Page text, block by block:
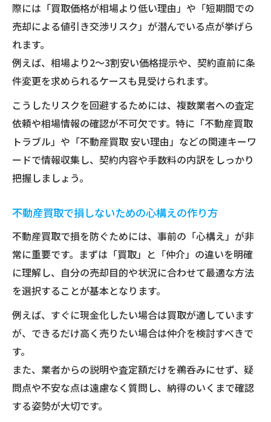
業界用語と心構えが左右する買取成功の秘訣
不動産買取用語「あんこ」の意味とリスク
不動産買取の成功に必要な用語理解と姿勢
不動産買取の現場で役立つ専門用語の知識
仲介か買取か迷うときの賢い選択術とは
不動産買取と仲介どっちが有利か見極める
視点
理
不動産買取が安い理由と選択時の注意点
不動産買取と仲介手数料の違いを理解しよ
う
不動産買取業者選びで失敗しない判断基準
暗黙のルールを知り不動産買取の主導権を握る
不動産買取で主導権を握るポイントとは何
不動産買取の交渉で重視すべき暗黙のルー
ル
不動産買取で業者に主導されない対応術
際には「買取価格が相場より低い理由」や「短期間での
売却による値引き交渉リスク」が潜んでいる点が挙げら
れます。
例えば、相場より2～3割安い価格提示や、契約直前に条
件変更を求められるケースも見受けられます。
こうしたリスクを回避するためには、複数業者への査定
依頼や相場情報の確認が不可欠です。特に「不動産買取
トラブル」や「不動産買取 安い理由」などの関連キーワ
ードで情報収集し、契約内容や手数料の内訳をしっかり
把握しましょう。
不動産買取で損しないための心構えの作り方
不動産買取で損を防ぐためには、事前の「心構え」が非
常に重要です。まずは「買取」と「仲介」の違いを明確
に理解し、自分の売却目的や状況に合わせて最適な方法
を選択することが基本となります。
例えば、すぐに現金化したい場合は買取が適しています
が、できるだけ高く売りたい場合は仲介を検討すべきで
す。
また、業者からの説明や査定額だけを鵜呑みにせず、疑
問点や不安な点は遠慮なく質問し、納得のいくまで確認
する姿勢が大切です。